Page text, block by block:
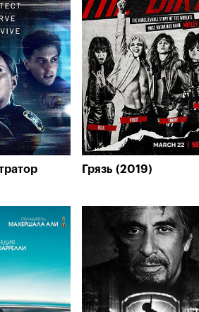
Грязь (2019)